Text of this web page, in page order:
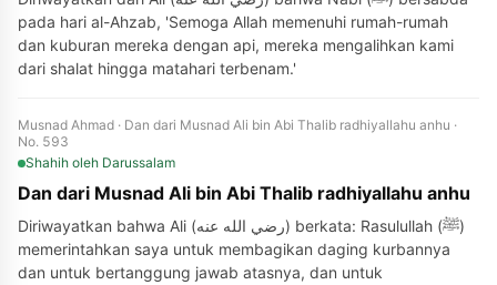
pada hari al-Ahzab, 'Semoga Allah memenuhi rumah-rumah
dan kuburan mereka dengan api, mereka mengalihkan kami
dari shalat hingga matahari terbenam.'
Musnad Ahmad · Dan dari Musnad Ali bin Abi Thalib radhiyallahu anhu ·
No. 593
Shahih oleh Darussalam
Dan dari Musnad Ali bin Abi Thalib radhiyallahu anhu
Diriwayatkan bahwa Ali (رضي الله عنه) berkata: Rasulullah (ﷺ)
memerintahkan saya untuk membagikan daging kurbannya
dan untuk bertanggung jawab atasnya, dan untuk